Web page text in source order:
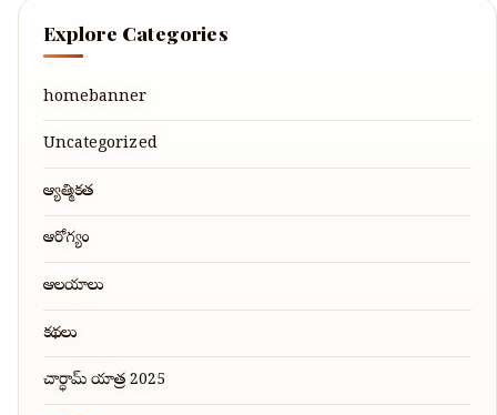
Explore Categories
homebanner
Uncategorized
ఆధ్యాత్మికత
ఆరోగ్యం
ఆలయాలు
కథలు
చార్ధామ్ యాత్ర 2025